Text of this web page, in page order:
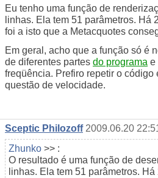
Eu tenho uma função de
linhas. Ela tem 51 parâmetros. Há
foi a isto que a Metacquotes
Em geral, acho que a função só é
de diferentes partes do programa e
freqüência. Prefiro repetir o código
questão de velocidade.
Sceptic Philozoff 2009.06.20
Zhunko >> :
O resultado é uma função de
linhas. Ela tem 51 parâmetros.